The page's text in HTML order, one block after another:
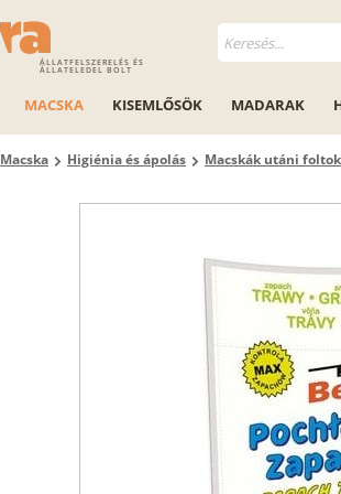
ÁLLATFELSZERELÉS ÉS
ÁLLATELEDEL BOLT
MACSKA KISEMLŐSÖK MADARAK
Macska Higiénia és ápolás Macskák utáni